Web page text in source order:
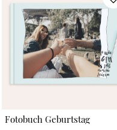
Fotobuch Geburtstag